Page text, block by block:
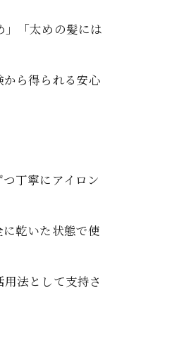
「太めの髪には
ら得られる安心
丁寧にアイロン
乾いた状態で使
法として支持さ